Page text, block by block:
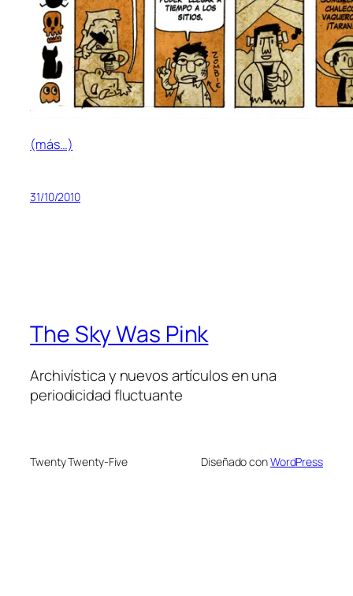
(más…)
31/10/2010
The Sky Was Pink
Archivística y nuevos artículos en una
periodicidad fluctuante
Twenty Twenty-Five Diseñado conWordPress